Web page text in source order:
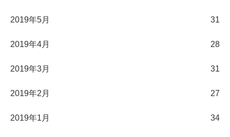
2019年5月 31
2019年4月 28
2019年3月 31
2019年2月 27
2019年1月 34